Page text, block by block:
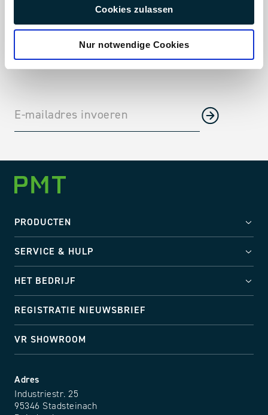
Cookies zulassen
Nur notwendige Cookies
Lopende projecten & projectnieuws
Industrietrends direct in je inbox
Bedrijfsnieuws, beurzen en nog veel meer
Adres
Industriestr. 25
95346 Stadsteinach
PRODUCTEN
SERVICE & HULP
HET BEDRIJF
REGISTRATIE NIEUWSBRIEF
VR SHOWROOM